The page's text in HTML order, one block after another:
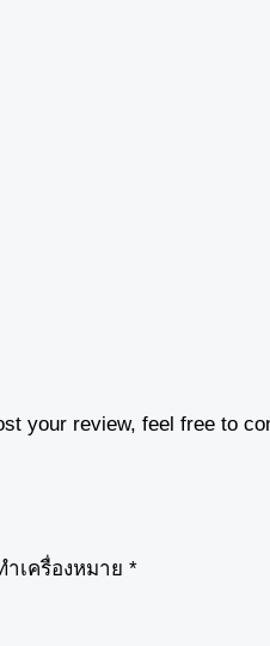
your review, feel free to
เครื่องหมาย *